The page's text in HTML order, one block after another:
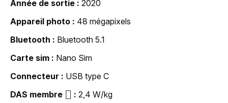
Année de sortie
2020
Appareil photo
48 mégapixels
Bluetooth
Bluetooth 5.1
Carte sim
Nano Sim
Connecteur
USB type C
DAS membre
2,4 W/kg